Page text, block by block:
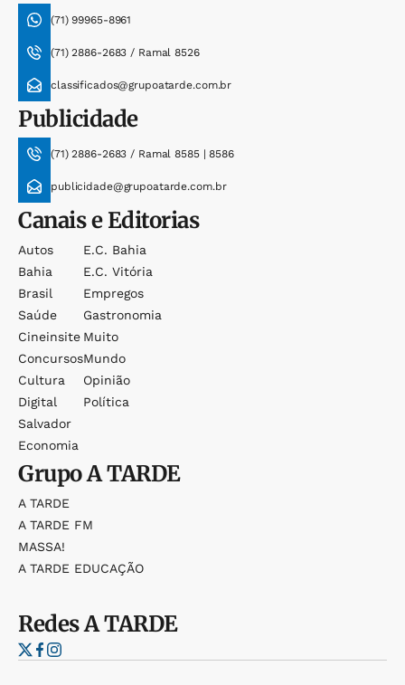
(71) 99965-8961
(71) 2886-2683 / Ramal 8526
classificados@grupoatarde.com.br
Publicidade
(71) 2886-2683 / Ramal 8585 | 8586
publicidade@grupoatarde.com.br
Canais e Editorias
Autos
Bahia
Brasil
Saúde
Cineinsite
Concursos
Cultura
Digital
Salvador
Economia
E.c. Bahia
E.c. Vitória
Empregos
Gastronomia
Muito
Mundo
Opinião
Política
GrupoA TARDE
A TARDE
A TARDE FM
MASSA!
A TARDE EDUCAÇÃO
RedesA TARDE